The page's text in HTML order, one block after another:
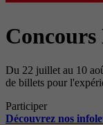
Du 22 juillet au 10
de billets pour
Participer
Découvrez nos